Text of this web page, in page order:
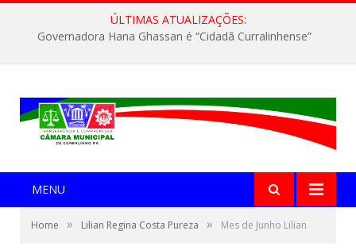
ÚLTIMAS ATUALIZAÇÕES:
Governadora Hana Ghassan é “Cidadã Curralinhense”
MENU
Home » Lilian Regina Costa Pureza » Mes de Junho Lilian